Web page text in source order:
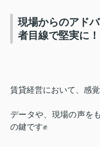
現場からのアド
者目線で堅実に
賃貸経営において、感
データや、 現場の声を
の鍵です✊